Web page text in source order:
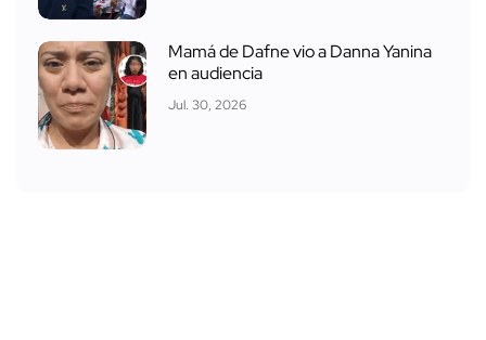
Mamá de Dafne vio a Danna Yanina
en audiencia
Jul. 30, 2026